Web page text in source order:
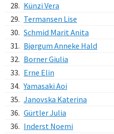
28. Künzi Vera
29. Termansen Lise
30. Schmid Marit Anita
31. Bjørgum Anneke Hald
32. Borner Giulia
33. Erne Elin
34. Yamasaki Aoi
35. Janovska Katerina
36. Gürtler Julia
36. Inderst Noemi